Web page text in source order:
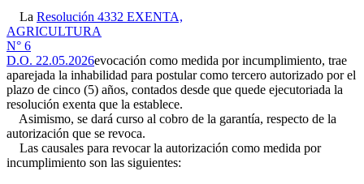
La Resolución 4332 EXENTA,
AGRICULTURA
N° 6
D.O. 22.05.2026evocación como medida por incumplimiento, trae
aparejada la inhabilidad para postular como tercero autorizado por el
plazo de cinco (5) años, contados desde que quede ejecutoriada la
resolución exenta que la establece.
Asimismo, se dará curso al cobro de la garantía, respecto de la
autorización que se revoca.
Las causales para revocar la autorización como medida por
incumplimiento son las siguientes: